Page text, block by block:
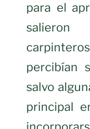
para el
salieron
percibían
salvo
principal